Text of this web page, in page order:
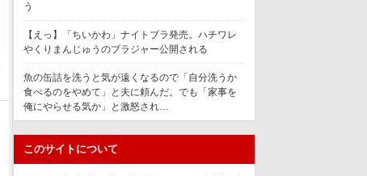
う
【えっ】「ちいかわ」ナイトブラ発売。ハチワレ
やくりまんじゅうのブラジャー公開される
魚の缶詰を洗うと気が遠くなるので「自分洗うか
食べるのをやめて」と夫に頼んだ。でも「家事を
俺にやらせる気か」と激怒され…
このサイトについて